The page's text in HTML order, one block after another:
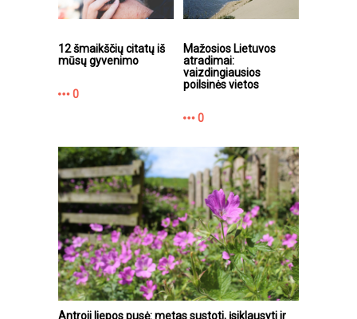
12 šmaikščių citatų iš
mūsų gyvenimo
0
Mažosios Lietuvos
atradimai:
vaizdingiausios
poilsinės vietos
0
Antroji liepos pusė: metas sustoti, įsiklausyti ir